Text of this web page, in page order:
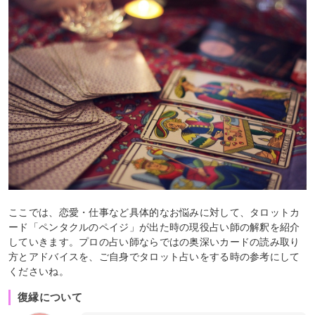
ここでは、恋愛・仕事など具体的なお悩みに対して、タロットカ
ード「ペンタクルのペイジ」が出た時の現役占い師の解釈を紹介
していきます。プロの占い師ならではの奥深いカードの読み取り
方とアドバイスを、ご自身でタロット占いをする時の参考にして
くださいね。
復縁について